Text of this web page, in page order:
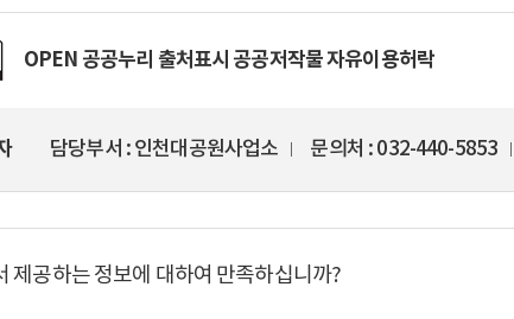
OPEN 공공누리 출처표시 공공저작물 자유이용허락
담당부서 인천대공원사업소 문의처 032-440-5853
제공하는 정보에 대하여 만족하십니까?